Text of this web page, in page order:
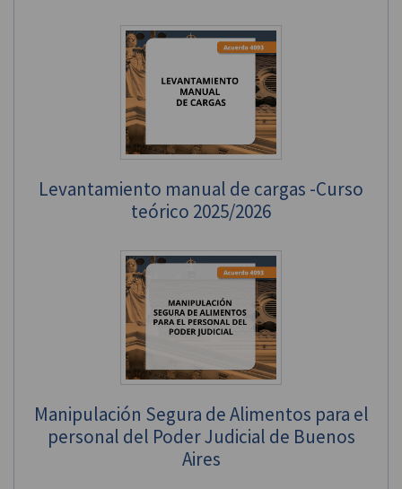
Levantamiento manual de cargas -Curso
teórico 2025/2026
Manipulación Segura de Alimentos para el
personal del Poder Judicial de Buenos
Aires